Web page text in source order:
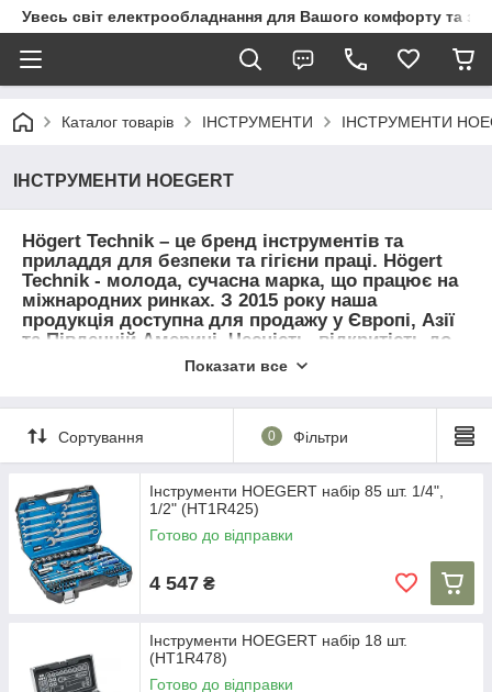
Увесь світ електрообладнання для Вашого комфорту та
Каталог товарів ІНСТРУМЕНТИ ІНСТРУМЕНТИ
ІНСТРУМЕНТИ HOEGERT
Högert Technik– це бренд інструментів та
приладдя для безпеки та гігієни праці. Högert
Technik- молода, сучасна марка, що працює на
міжнародних ринках. З 2015 року наша
продукція доступна для продажу у Європі, Азії
та Південній Америці. Чесність, відкритість до
нових викликів, професіоналізм та підтримка
Показати все
Сортування 0 Фільтри
Інструменти HOEGERT набір 85 шт. 1/4",
1/2" (HT1R425)
Готово до відправки
4 547 ₴
Інструменти HOEGERT набір 18 шт.
(HT1R478)
Готово до відправки